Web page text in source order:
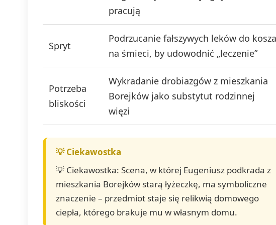
pracują
Spryt
Podrzucanie fałszywych leków do kosza
na śmieci, by udowodnić „leczenie”
Potrzeba
bliskości
Wykradanie drobiazgów z mieszkania
Borejków jako substytut rodzinnej
więzi
💡 Ciekawostka: Scena, w której Eugeniusz podkrada z
mieszkania Borejków starą łyżeczkę, ma symboliczne
znaczenie – przedmiot staje się relikwią domowego
ciepła, którego brakuje mu w własnym domu.